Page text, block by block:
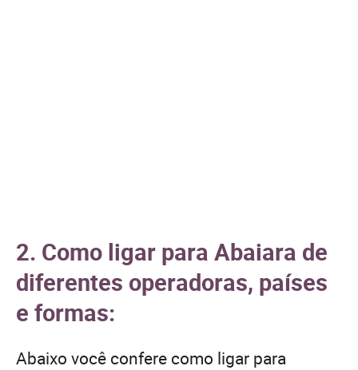
2. Como ligar para Abaiara de
diferentes operadoras, países
e formas:
Abaixo você confere como ligar para